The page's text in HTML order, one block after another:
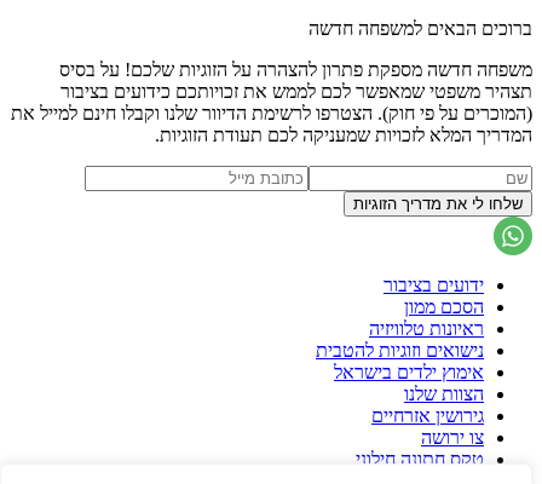
ברוכים הבאים למשפחה חדשה
משפחה חדשה מספקת פתרון להצהרה על הזוגיות שלכם! על בסיס
תצהיר משפטי שמאפשר לכם לממש את זכויותכם כידועים בציבור
(המוכרים על פי חוק). הצטרפו לרשימת הדיוור שלנו וקבלו חינם למייל את
המדריך המלא לזכויות שמעניקה לכם תעודת הזוגיות.
ידועים בציבור
הסכם ממון
ראיונות טלוויזיה
נישואים וזוגיות להטבית
אימוץ ילדים בישראל
הצוות שלנו
גירושין אזרחיים
צו ירושה
טקס חתונה חילוני